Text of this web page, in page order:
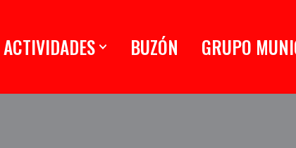
ACTIVIDADES BUZÓN GRUPO